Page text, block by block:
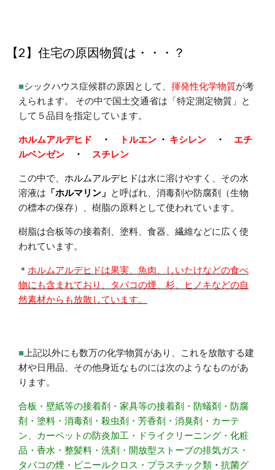
【2】住宅の原因物質は・・・？
■シックハウス症候群の原因として、 揮発性化学物質が考
えられます。 その中で国土交通省は「特定測定物質」と
して５品目を指定しています。
ホルムアルデヒド ・ トルエン ・ キシレン ・
エチ
ルベンゼン
・ スチレン
この中で、 ホルムアルデヒドは水に溶けやすく、その水
溶液は 「ホルマリン」 と呼ばれ、消毒剤や防腐剤（生物
の標本の保存）、樹脂の原料として使われています。
樹脂は合板等の接着剤、塗料、食器、繊維などに広く使
われています。
＊ ホルムアルデヒドは果実、魚肉、しいたけなどの食べ
物にも含まれており、タバコの煙、杉、ヒノキなどの自
然素材からも放散しています。
■ 上記以外にも数万の化学物質があり、これを放散する建
材や日用品、その他身近なものには次のようなものがあ
ります。
合板・壁紙等の接着剤・家具等の接着剤・防蟻剤・防腐
剤・塗料・消毒剤・殺虫剤・芳香剤・消臭剤・カーテ
ン、カーペットの防炎加工・ドライクリーニング・化粧
品・香水・整髪料・洗剤・開放型ストーブの排気ガス・
タバコの煙・ビニールクロス・プラスチック類 ・ 抗菌グ